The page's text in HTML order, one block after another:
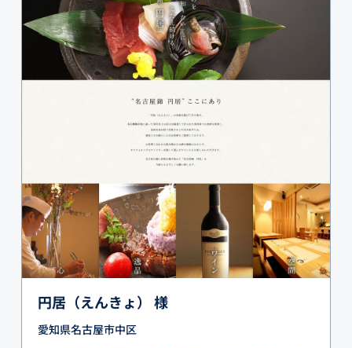
円居（えんきょ） 様
愛知県名古屋市中区